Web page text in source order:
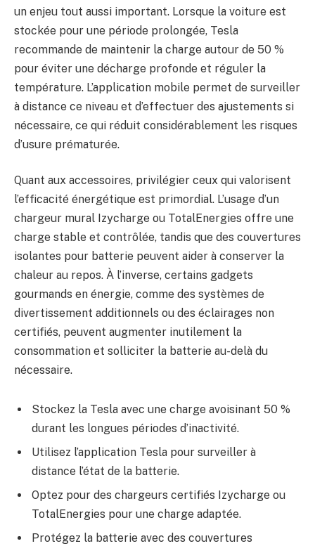
un enjeu tout aussi important. Lorsque la voiture est
stockée pour une période prolongée, Tesla
recommande de maintenir la charge autour de 50 %
pour éviter une décharge profonde et réguler la
température. L’application mobile permet de surveiller
à distance ce niveau et d’effectuer des ajustements si
nécessaire, ce qui réduit considérablement les risques
d’usure prématurée.
Quant aux accessoires, privilégier ceux qui valorisent
l’efficacité énergétique est primordial. L’usage d’un
chargeur mural Izycharge ou TotalEnergies offre une
charge stable et contrôlée, tandis que des couvertures
isolantes pour batterie peuvent aider à conserver la
chaleur au repos. À l’inverse, certains gadgets
gourmands en énergie, comme des systèmes de
divertissement additionnels ou des éclairages non
certifiés, peuvent augmenter inutilement la
consommation et solliciter la batterie au-delà du
nécessaire.
Stockez la Tesla avec une charge avoisinant 50 %
durant les longues périodes d’inactivité.
Utilisez l’application Tesla pour surveiller à
distance l’état de la batterie.
Optez pour des chargeurs certifiés Izycharge ou
TotalEnergies pour une charge adaptée.
Protégez la batterie avec des couvertures